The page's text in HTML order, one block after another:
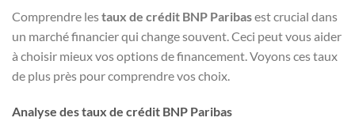
Comprendre lestaux de crédit BNP Paribasest crucial dans
un marché financier qui change souvent. Ceci peut vous aider
à choisir mieux vos options de financement. Voyons ces taux
de plus près pour comprendre vos choix.
Analyse des taux de crédit BNP Paribas